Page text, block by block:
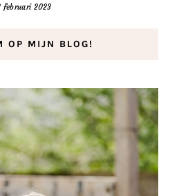
februari 2023
OP MIJN BLOG!